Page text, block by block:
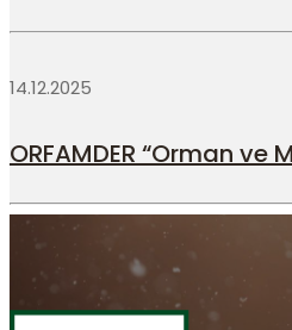
14.12.2025
ORFAMDER “Orman ve